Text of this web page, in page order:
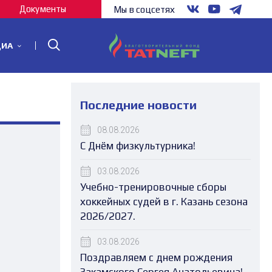
Документы Мы в соцсетях
Последние новости
08.08.2026
С Днём физкультурника!
03.08.2026
Учебно-тренировочные сборы
хоккейных судей в г. Казань сезона
2026/2027.
03.08.2026
Поздравляем с днем рождения